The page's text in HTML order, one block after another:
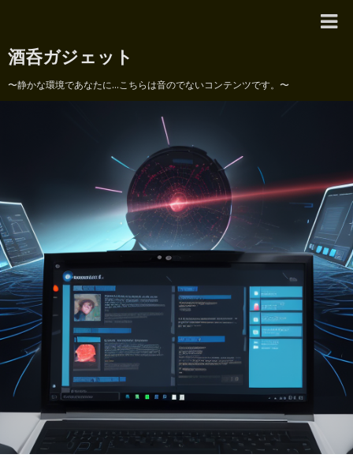
酒呑ガジェット
〜静かな環境であなたに...こちらは音のでないコンテンツです。〜